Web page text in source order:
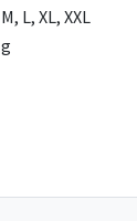
L, XL, XXL